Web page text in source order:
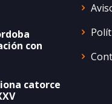
con
catorce